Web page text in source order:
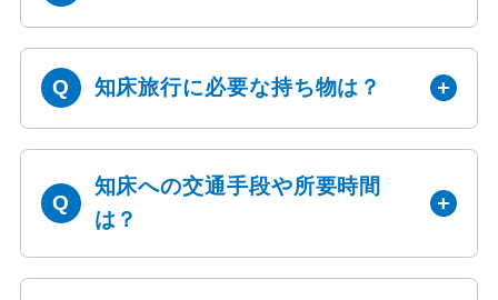
知床旅行に必要な持ち物は？
知床への交通手段や所要時間
は？